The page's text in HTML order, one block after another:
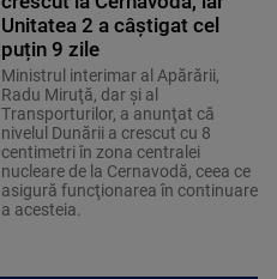
Unitatea 2 a câștigat cel
puțin 9 zile
Ministrul interimar al Apărării,
Radu Miruţă, dar şi al
Transporturilor, a anunţat că
nivelul Dunării a crescut cu 8
centimetri în zona centralei
nucleare de la Cernavodă, ceea ce
asigură funcţionarea în continuare
a acesteia.